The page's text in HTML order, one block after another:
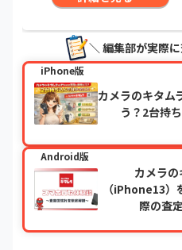
＼ 編集部が実際
iPhone版
カメラのキタム
う？2台持
Android版
カメラ
（iPhone13）
際の査